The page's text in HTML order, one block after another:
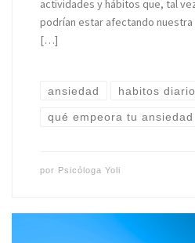
actividades y hábitos que, tal
podrían estar afectando nuestra
[…]
ansiedad habitos
qué empeora tu ansiedad
por Psicóloga Yoli